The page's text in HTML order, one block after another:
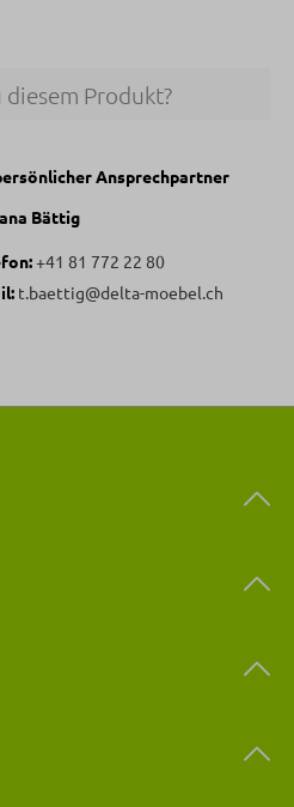
diesem Produkt?
Ansprechpartner
Bättig
+41 81 772 22 80
t.baettig@delta-moebel.ch